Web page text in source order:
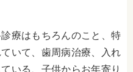
療はもちろんのこと、特
いて、歯周病治療、入れ
いる、子供からお年寄り